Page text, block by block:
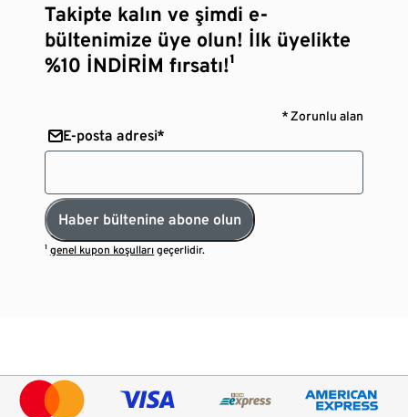
Takipte kalın ve şimdi e-
bültenimize üye olun! İlk üyelikte
%10 İNDİRİM fırsatı!¹
* Zorunlu alan
E-posta adresi*
Haber bültenine abone olun
¹genel kupon koşulları geçerlidir.